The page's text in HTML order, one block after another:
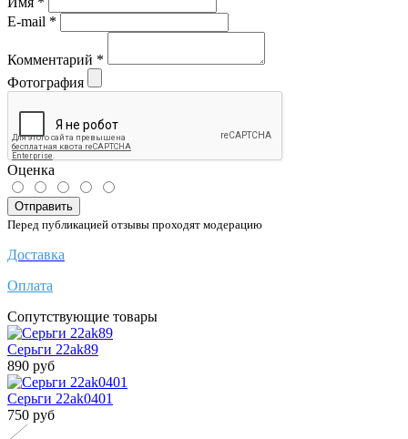
E-mail *
Комментарий *
Фотография
Оценка
Отправить
Перед публикацией отзывы проходят модерацию
Доставка
Оплата
Сопутствующие товары
Серьги 22ak89
890 руб
Серьги 22ak0401
750 руб